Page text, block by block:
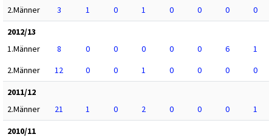
2.Männer
3 1 0 1 0 0 0
0
2012/13
1.Männer
8 0 0 0 0 0 6
1
2.Männer
12 0 0 1 0 0 0
0
2011/12
2.Männer
21 1 0 2 0 0 0
1
2010/11